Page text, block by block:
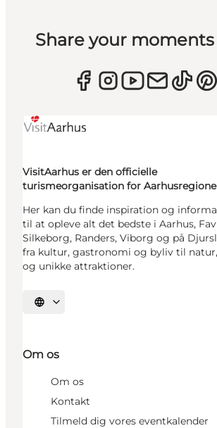
Share your
VisitAarhus er den officielle
turismeorganisation for
Her kan du finde inspiration og
til at opleve alt det bedste i Aarhus,
Silkeborg, Randers, Viborg og på
fra kultur, gastronomi og byliv til
og unikke attraktioner.
Vælg sprog
Om os
Om os
Kontakt
Tilmeld dig vores eventkalender